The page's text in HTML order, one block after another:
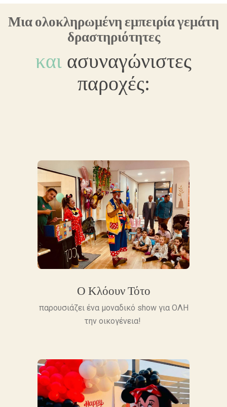
Μια ολοκληρωμένη εμπειρία γεμάτη
δραστηριότητες
και ασυναγώνιστες
παροχές:
Ο Κλόουν Τότο
παρουσιάζει ένα μοναδικό show για ΟΛΗ
την οικογένεια!